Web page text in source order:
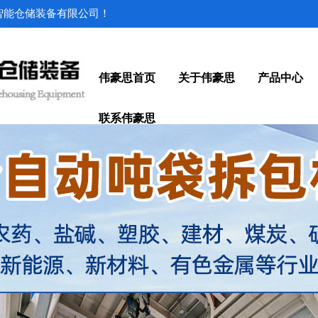
仓储装备有限公司！
伟豪思首页 关于伟豪思 产品中心
联系伟豪思